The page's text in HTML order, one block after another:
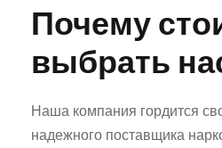
Почему
выбрать
Наша компания гордится
надежного поставщика